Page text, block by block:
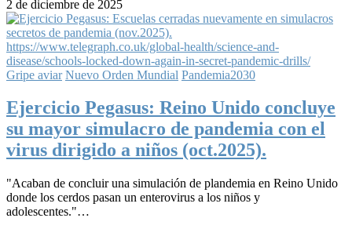
2 de diciembre de 2025
Gripe aviar Nuevo Orden Mundial Pandemia2030
Ejercicio Pegasus: Reino Unido concluye
su mayor simulacro de pandemia con el
virus dirigido a niños (oct.2025).
"Acaban de concluir una simulación de plandemia en Reino Unido
donde los cerdos pasan un enterovirus a los niños y
adolescentes."…